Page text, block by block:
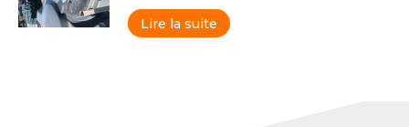
Lire la suite